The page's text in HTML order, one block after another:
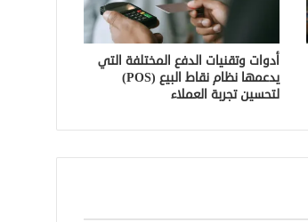
حقائب السفر الذكية: رفيقك المثالي لتجربة
سفر عصرية ومريحة
تكنولوجيا الأمان في السيارات الحديثة:
– قيادة أكثر أمانًا وراحة
أدوات وتقنيات الدفع المختلفة التي
يدعمها نظام نقاط البيع (POS)
لتحسين تجربة العملاء